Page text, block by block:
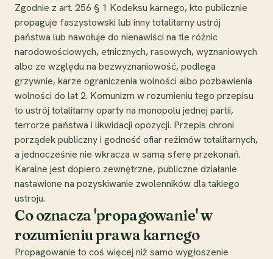
Zgodnie z art. 256 § 1 Kodeksu karnego, kto publicznie
propaguje faszystowski lub inny totalitarny ustrój
państwa lub nawołuje do nienawiści na tle różnic
narodowościowych, etnicznych, rasowych, wyznaniowych
albo ze względu na bezwyznaniowość, podlega
grzywnie, karze ograniczenia wolności albo pozbawienia
wolności do lat 2. Komunizm w rozumieniu tego przepisu
to ustrój totalitarny oparty na monopolu jednej partii,
terrorze państwa i likwidacji opozycji. Przepis chroni
porządek publiczny i godność ofiar reżimów totalitarnych,
a jednocześnie nie wkracza w samą sferę przekonań.
Karalne jest dopiero zewnętrzne, publiczne działanie
nastawione na pozyskiwanie zwolenników dla takiego
ustroju.
Co oznacza 'propagowanie' w
rozumieniu prawa karnego
Propagowanie to coś więcej niż samo wygłoszenie